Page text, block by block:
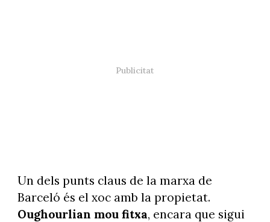
Un dels punts claus de la marxa de
Barceló és el xoc amb la propietat.
Oughourlian mou fitxa, encara que sigui